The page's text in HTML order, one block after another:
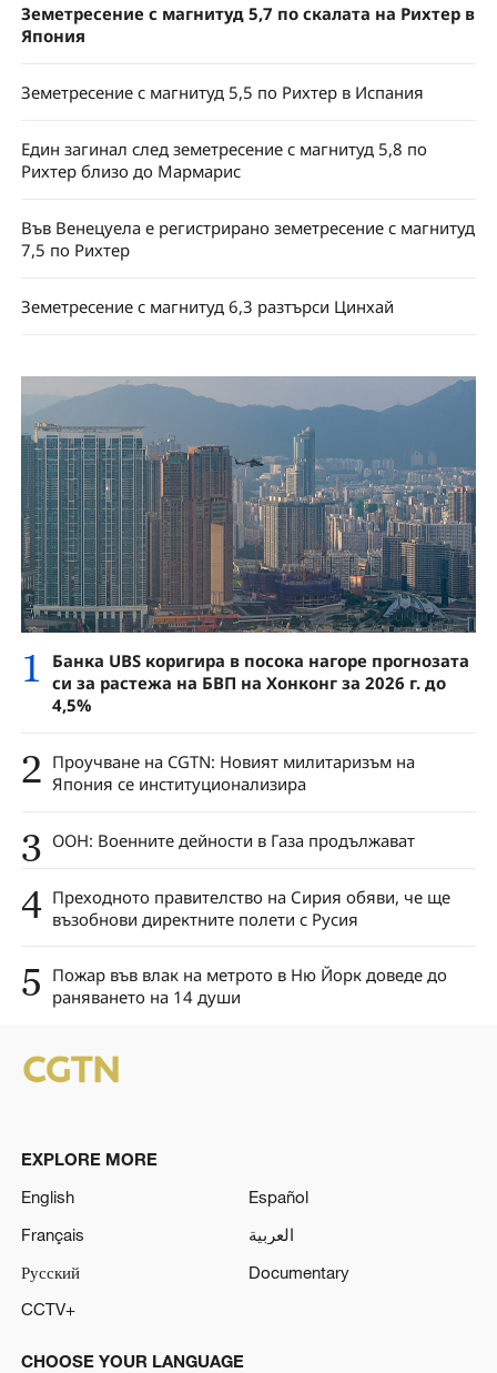
Земетресение с магнитуд 5,7 по скалата на Рихтер в
Япония
Земетресение с магнитуд 5,5 по Рихтер в Испания
Един загинал след земетресение с магнитуд 5,8 по
Рихтер близо до Мармарис
Във Венецуела е регистрирано земетресение с магнитуд
7,5 по Рихтер
Земетресение с магнитуд 6,3 разтърси Цинхай
1
Банка UBS коригира в посока нагоре прогнозата
си за растежа на БВП на Хонконг за 2026 г. до
4,5%
2 Проучване на CGTN: Новият милитаризъм на
Япония се институционализира
3 ООН: Военните дейности в Газа продължават
4 Преходното правителство на Сирия обяви, че ще
възобнови директните полети с Русия
5 Пожар във влак на метрото в Ню Йорк доведе до
раняването на 14 души
EXPLORE MORE
English
Español
Français
العربية
Русский
Documentary
CCTV+
CHOOSE YOUR LANGUAGE